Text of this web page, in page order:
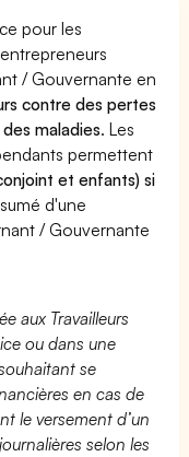
pour les
/ Gouvernante en
contre des pertes
maladies. Les
permettent
et enfants) si
d'une
/ Gouvernante
aux Travailleurs
ou dans une
se
en cas de
le versement d’un
selon les